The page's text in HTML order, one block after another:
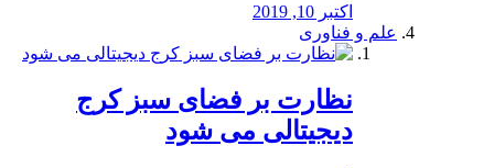
اکتبر 10, 2019
علم و فناوری
نظارت بر فضای سبز کرج
دیجیتالی می شود